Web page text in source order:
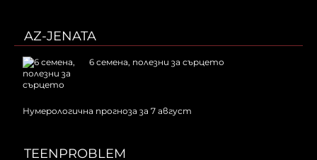
AZ-JENATA
6 семена, полезни за сърцето
Нумерологична прогноза за 7 август
TEENPROBLEM